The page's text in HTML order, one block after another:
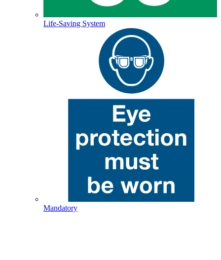
Life-Saving System
Mandatory